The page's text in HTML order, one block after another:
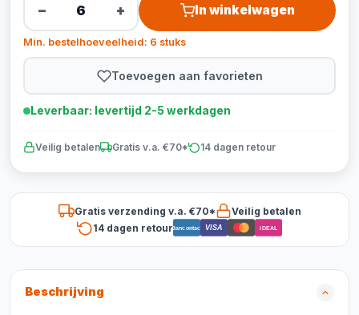
− + In winkelwagen
Min. bestelhoeveelheid: 6 stuks
Toevoegen aan favorieten
Leverbaar: levertijd 2-5 werkdagen
Veilig betalen Gratis v.a. €70* 14 dagen retour
Gratis verzending v.a. €70*
Veilig betalen
14 dagen retourBancontact VISA iDEAL
Beschrijving